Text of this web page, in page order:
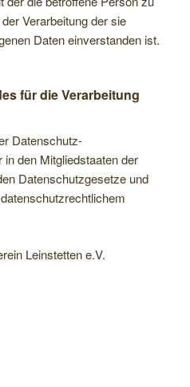
Verarbeitung der sie
Daten einverstanden ist.
für die Verarbeitung
Datenschutz-
den Mitgliedstaaten der
Datenschutzgesetze und
Leinstetten e.V.